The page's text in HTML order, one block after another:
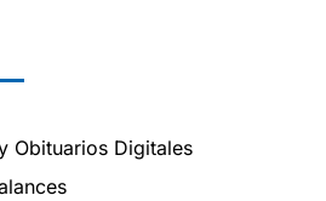
Obituarios Digitales